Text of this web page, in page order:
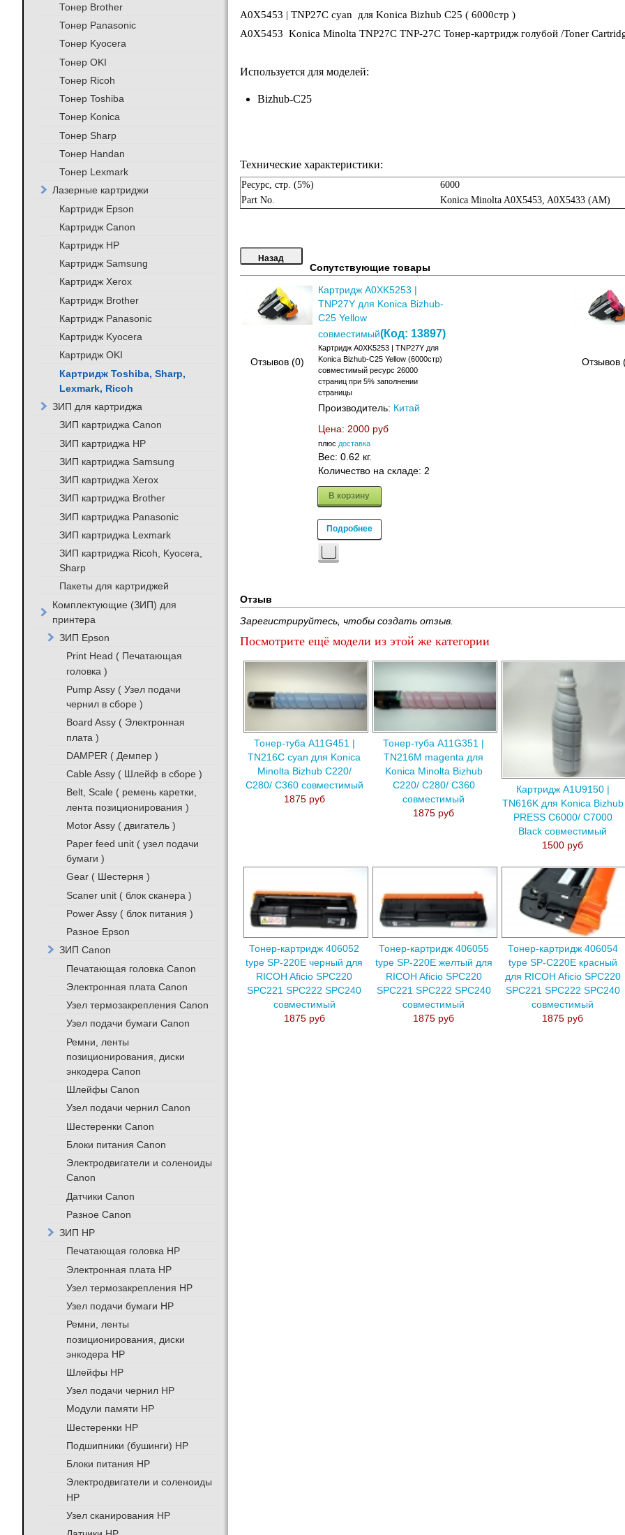
A0X5453 | TNP27C cyan для Konica Bizhub C25 ( 6000стр )
A0X5453 Konica Minolta TNP27C TNP-27C Тонер-картридж голубой /Toner
Используется для моделей:
Bizhub-C25
Технические характеристики:
Ресурс, стр. (5%)
6000
Part No.
Konica Minolta A0X5453, A0X5433 (AM)
Сопутствующие товары
Отзывов (0)
Картридж A0XK5253 |
TNP27Y для Konica Bizhub-
C25 Yellow
совместимый(Код: 13897)
Картридж A0XK5253 | TNP27Y для
Konica Bizhub-C25 Yellow (6000стр)
совместимый ресурс 26000
страниц при 5% заполнении
страницы
Производитель: Китай
Цена: 2000 руб
плюс доставка
Вес: 0.62 кг.
Количество на складе: 2
В корзину
Подробнее
Отзывов
Отзыв
Зарегистрируйтесь, чтобы создать отзыв.
Посмотрите ещё модели из этой же категории
Тонер-туба A11G451 |
TN216C cyan для Konica
Minolta Bizhub C220/
C280/ C360 совместимый
1875 руб
Тонер-туба A11G351 |
TN216M magenta для
Konica Minolta Bizhub
C220/ C280/ C360
совместимый
1875 руб
Картридж A1U9150 |
TN616K для Konica Bizhub
PRESS C6000/ C7000
Black совместимый
1500 руб
Тонер-картридж 406052
type SP-220E черный для
RICOH Aficio SPC220
SPC221 SPC222 SPC240
совместимый
1875 руб
Тонер-картридж 406055
type SP-220E желтый для
RICOH Aficio SPC220
SPC221 SPC222 SPC240
совместимый
1875 руб
Тонер-картридж 406054
type SP-C220E красный
для RICOH Aficio SPC220
SPC221 SPC222 SPC240
совместимый
1875 руб
Тонер Brother
Тонер Panasonic
Тонер Kyocera
Тонер OKI
Тонер Ricoh
Тонер Toshiba
Тонер Konica
Тонер Sharp
Тонер Handan
Тонер Lexmark
Лазерные картриджи
Картридж Epson
Картридж Canon
Картридж HP
Картридж Samsung
Картридж Xerox
Картридж Brother
Картридж Panasonic
Картридж Kyocera
Картридж OKI
Картридж Toshiba, Sharp,
Lexmark, Ricoh
ЗИП для картриджа
ЗИП картриджа Canon
ЗИП картриджа HP
ЗИП картриджа Samsung
ЗИП картриджа Xerox
ЗИП картриджа Brother
ЗИП картриджа Panasonic
ЗИП картриджа Lexmark
ЗИП картриджа Ricoh, Kyocera,
Sharp
Пакеты для картриджей
Комплектующие (ЗИП) для
принтера
ЗИП Epson
Print Head ( Печатающая
головка )
Pump Assy ( Узел подачи
чернил в сборе )
Board Assy ( Электронная
плата )
DAMPER ( Демпер )
Cable Assy ( Шлейф в сборе )
Belt, Scale ( ремень каретки,
лента позиционирования )
Motor Assy ( двигатель )
Paper feed unit ( узел подачи
бумаги )
Gear ( Шестерня )
Scaner unit ( блок сканера )
Power Assy ( блок питания )
Разное Epson
ЗИП Canon
Печатающая головка Canon
Электронная плата Canon
Узел термозакрепления Canon
Узел подачи бумаги Canon
Ремни, ленты
позиционирования, диски
энкодера Canon
Шлейфы Canon
Узел подачи чернил Canon
Шестеренки Canon
Блоки питания Canon
Электродвигатели и соленоиды
Canon
Датчики Canon
Разное Canon
ЗИП HP
Печатающая головка HP
Электронная плата HP
Узел термозакрепления HP
Узел подачи бумаги HP
Ремни, ленты
позиционирования, диски
энкодера HP
Шлейфы HP
Узел подачи чернил HP
Модули памяти HP
Шестеренки HP
Подшипники (бушинги) HP
Блоки питания HP
Электродвигатели и соленоиды
HP
Узел сканирования HP